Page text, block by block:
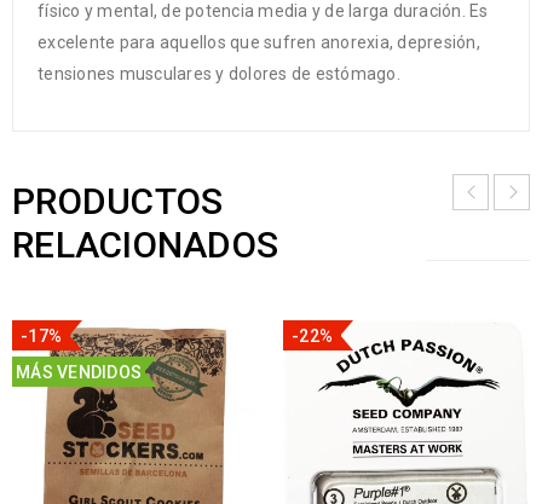
físico y mental, de potencia media y de larga duración. Es
excelente para aquellos que sufren anorexia, depresión,
tensiones musculares y dolores de estómago.
PRODUCTOS
RELACIONADOS
-17%
MÁS VENDIDOS
-22%